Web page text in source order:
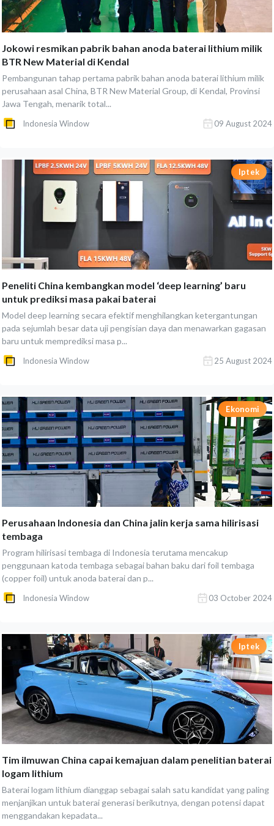
Jokowi resmikan pabrik bahan anoda baterai lithium milik
BTR New Material di Kendal
Pembangunan tahap pertama pabrik bahan anoda baterai lithium milik
perusahaan asal China, BTR New Material Group, di Kendal, Provinsi
Jawa Tengah, menarik total...
Indonesia Window 09 August 2024
Iptek
Peneliti China kembangkan model ‘deep learning’ baru
untuk prediksi masa pakai baterai
Model deep learning secara efektif menghilangkan ketergantungan
pada sejumlah besar data uji pengisian daya dan menawarkan gagasan
baru untuk memprediksi masa p...
Indonesia Window 25 August 2024
Ekonomi
Perusahaan Indonesia dan China jalin kerja sama hilirisasi
tembaga
Program hilirisasi tembaga di Indonesia terutama mencakup
penggunaan katoda tembaga sebagai bahan baku dari foil tembaga
(copper foil) untuk anoda baterai dan p...
Indonesia Window 03 October 2024
Iptek
Tim ilmuwan China capai kemajuan dalam penelitian baterai
logam lithium
Baterai logam lithium dianggap sebagai salah satu kandidat yang paling
menjanjikan untuk baterai generasi berikutnya, dengan potensi dapat
menggandakan kepadata...